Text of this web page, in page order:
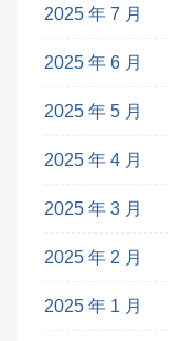
2025 年 7 月
2025 年 6 月
2025 年 5 月
2025 年 4 月
2025 年 3 月
2025 年 2 月
2025 年 1 月